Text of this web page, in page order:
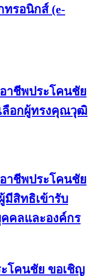
ทรอนิกส์ (e-
าชีพประโคนชัย
ลือกผู้ทรงคุณวุฒิ
าชีพประโคนชัย
มีสิทธิเข้ารับ
คลและองค์กร
โคนชัย ขอเชิญ